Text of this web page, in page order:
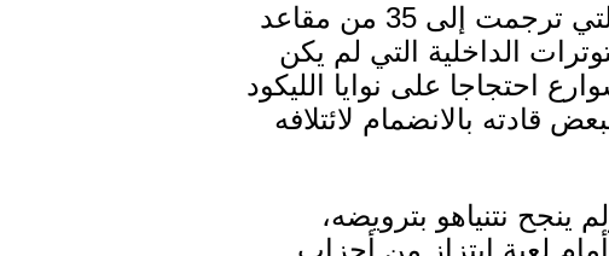
وأكد أن "حزب غانتس نجح بتحصيل عدد كبير من أصوات الناخبين التي ترجمت إلى 35 من مقاعد
الداخلية التي لم يكن
احتجاجا على نوايا الليكود
قادته بالانضمام لائتلافه
نتنياهو بترويضه،
لعبة ابتزاز من أحزاب